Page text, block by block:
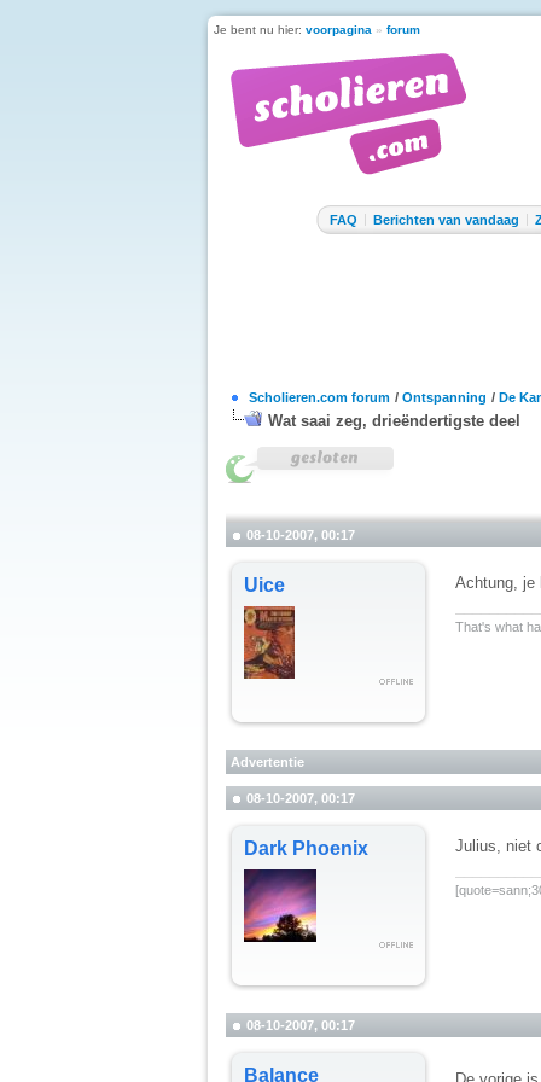
Je bent nu hier: voorpagina » forum
FAQ Berichten van vandaag
Scholieren.com forum / Ontspanning / De
Wat saai zeg, drieëndertigste deel
08-10-2007, 00:17
Uice
Achtung, je
That's what
Advertentie
08-10-2007, 00:17
Dark Phoenix
Julius, niet
08-10-2007, 00:17
Balance